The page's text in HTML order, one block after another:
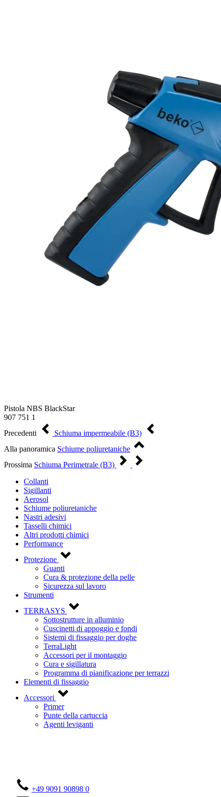
Pistola NBS BlackStar
907 751 1
Precedenti
Schiuma impermeabile (B3)
Alla panoramica Schiume poliuretaniche
Prossima Schiuma Perimetrale (B3)
Collanti
Sigillanti
Aerosol
Schiume poliuretaniche
Nastri adesivi
Tasselli chimici
Altri prodotti chimici
Performance
Protezione
Guanti
Cura & protezione della pelle
Sicurezza sul lavoro
Strumenti
TERRASYS
Sottostrutture in alluminio
Cuscinetti di appoggio e fondi
Sistemi di fissaggio per doghe
TerraLight
Accessori per il montaggio
Cura e sigillatura
Programma di pianificazione per terrazzi
Elementi di fissaggio
Accessori
Primer
Punte della cartuccia
Agenti leviganti
+49 9091 90898 0